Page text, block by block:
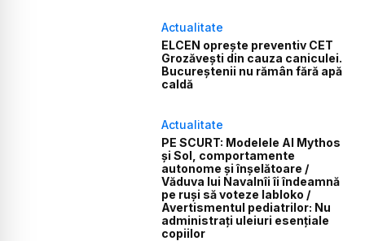
Actualitate
ELCEN oprește preventiv CET
Grozăvești din cauza caniculei.
Bucureștenii nu rămân fără apă
caldă
Actualitate
PE SCURT: Modelele AI Mythos
și Sol, comportamente
autonome și înșelătoare /
Văduva lui Navalnîi îi îndeamnă
pe ruși să voteze Iabloko /
Avertismentul pediatrilor: Nu
administrați uleiuri esențiale
copiilor